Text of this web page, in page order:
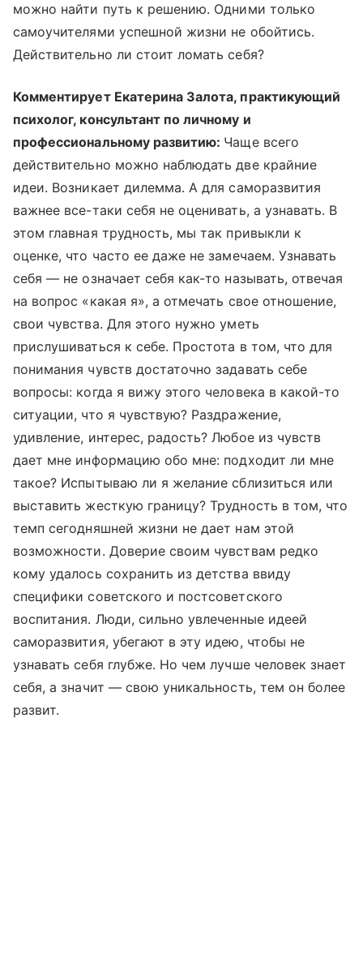
можно найти путь к решению. Одними только
самоучителями успешной жизни не обойтись.
Действительно ли стоит ломать себя?
Комментирует Екатерина Залота, практикующий
психолог, консультант по личному и
профессиональному развитию: Чаще всего
действительно можно наблюдать две крайние
идеи. Возникает дилемма. А для саморазвития
важнее все-таки себя не оценивать, а узнавать. В
этом главная трудность, мы так привыкли к
оценке, что часто ее даже не замечаем. Узнавать
себя — не означает себя как-то называть, отвечая
на вопрос «какая я», а отмечать свое отношение,
свои чувства. Для этого нужно уметь
прислушиваться к себе. Простота в том, что для
понимания чувств достаточно задавать себе
вопросы: когда я вижу этого человека в какой-то
ситуации, что я чувствую? Раздражение,
удивление, интерес, радость? Любое из чувств
дает мне информацию обо мне: подходит ли мне
такое? Испытываю ли я желание сблизиться или
выставить жесткую границу? Трудность в том, что
темп сегодняшней жизни не дает нам этой
возможности. Доверие своим чувствам редко
кому удалось сохранить из детства ввиду
специфики советского и постсоветского
воспитания. Люди, сильно увлеченные идеей
саморазвития, убегают в эту идею, чтобы не
узнавать себя глубже. Но чем лучше человек знает
себя, а значит — свою уникальность, тем он более
развит.